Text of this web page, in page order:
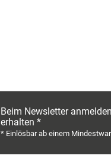
Beim Newsletter
erhalten *
* Einlösbar ab einem